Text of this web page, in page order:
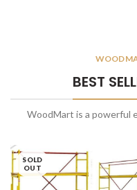
BEST
WoodMart is a powerful
SOLD
OUT